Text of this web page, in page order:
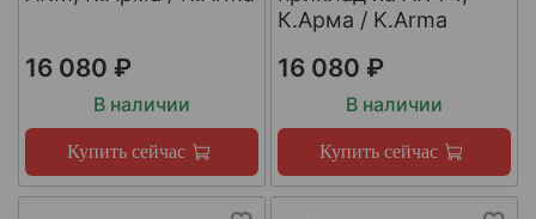
16 080 ₽
В наличии
Купить сейчас
К.Арма / K.Arma
16 080 ₽
В наличии
Купить сейчас